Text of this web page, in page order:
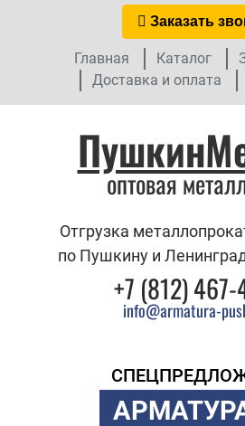
Заказать
Главная Каталог
Доставка и оплата
оптовая
Отгрузка
по Пушкину и
+7 (812) 467-
info@armatura-